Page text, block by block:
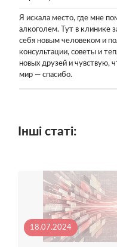
Я искала место, где мне
алкоголем. Тут в клинике
себя новым человеком и
консультации, советы и
новых друзей и чувствую,
мир — спасибо.
Інші статі:
18.07.2024